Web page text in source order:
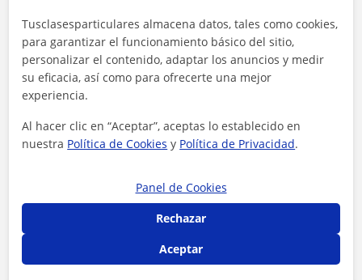
1ª clase gratis
Tusclasesparticulares almacena datos, tales como cookies,
para garantizar el funcionamiento básico del sitio,
personalizar el contenido, adaptar los anuncios y medir
su eficacia, así como para ofrecerte una mejor
experiencia.
Al hacer clic en “Aceptar”, aceptas lo establecido en
nuestra Política de Cookies y Política de Privacidad.
Panel de Cookies
Rechazar
Aceptar